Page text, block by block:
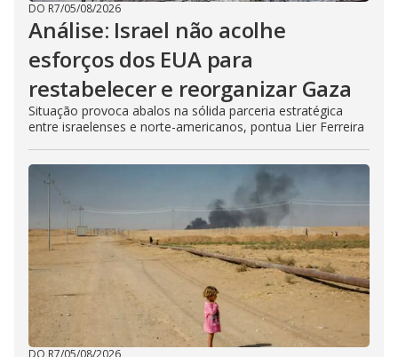
DO R7/05/08/2026
Análise: Israel não acolhe
esforços dos EUA para
restabelecer e reorganizar Gaza
Situação provoca abalos na sólida parceria estratégica
entre israelenses e norte-americanos, pontua Lier Ferreira